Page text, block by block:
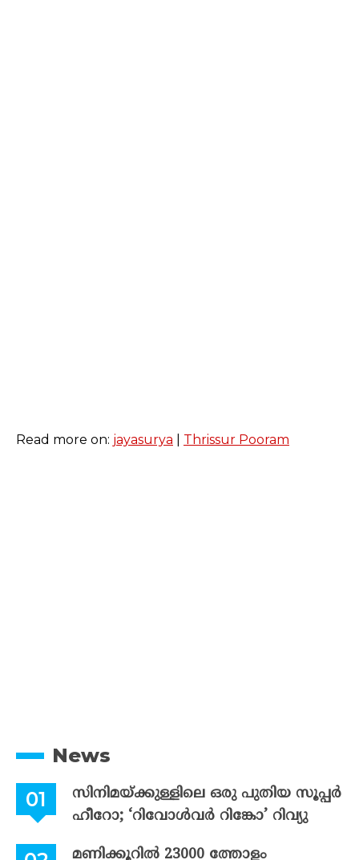
Read more on: jayasurya Thrissur Pooram
News
സിനിമയ്ക്കുള്ളിലെ ഒരു പുതിയ സൂപ്പർ
ഹീറോ; ‘റിവോൾവർ റിങ്കോ’ റിവ്യു
മണിക്കൂറിൽ 23000 ത്തോളം